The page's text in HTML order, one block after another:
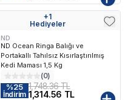
Kargo Bedava+1
Hediyeler
ND
ND Ocean Ringa Balığı ve
Portakallı Tahılsız Kısırlaştırılmış
Kedi Maması 1,5 Kg
(0)
%25
İndirim
1,748.36 TL
1,314.56 TL